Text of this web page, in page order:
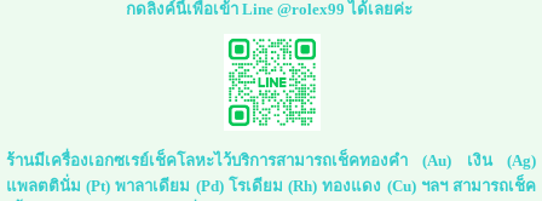
กดลิ่งค์นี้เพื่อเข้า Line @rolex99 ได้เลยค่ะ
ร้านมีเครื่องเอกซเรย์เช็คโลหะไว้บริการสามารถเช็คทองคำ (Au) เงิน (Ag)
แพลตตินั่ม (Pt) พาลาเดียม (Pd) โรเดียม (Rh) ทองแดง (Cu) ฯลฯ สามารถเช็ค